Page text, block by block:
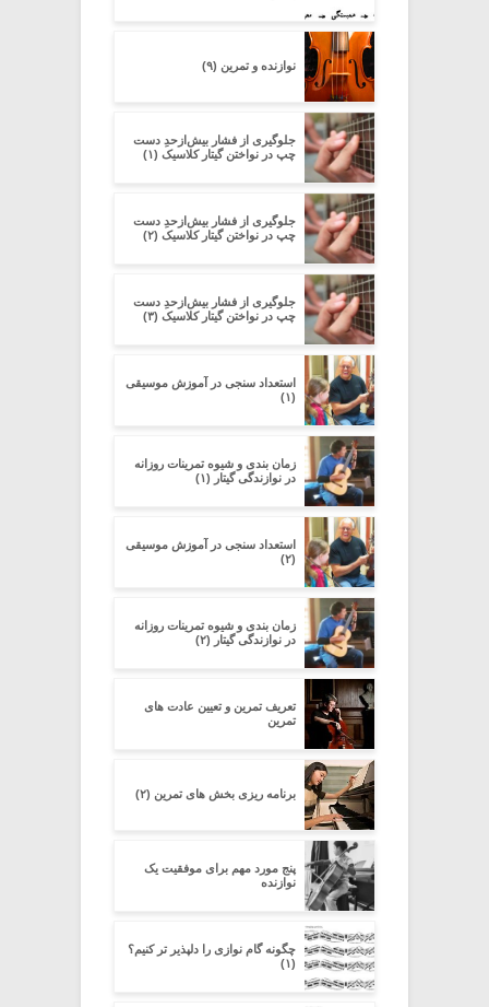
نوازنده و تمرین (۹)
جلوگیری از فشار بیش‌از‌حدِ دست
چپ در نواختن گیتار کلاسیک (۱)
جلوگیری از فشار بیش‌از‌حدِ دست
چپ در نواختن گیتار کلاسیک (۲)
جلوگیری از فشار بیش‌از‌حدِ دست
چپ در نواختن گیتار کلاسیک (۳)
استعداد سنجی در آموزش موسیقی
(۱)
زمان بندی و شیوه تمرینات روزانه
در نوازندگی گیتار (۱)
استعداد سنجی در آموزش موسیقی
(۲)
زمان بندی و شیوه تمرینات روزانه
در نوازندگی گیتار (۲)
تعریف تمرین و تعیین عادت های
تمرین
برنامه ریزی بخش های تمرین (۲)
پنج مورد مهم برای موفقیت یک
نوازنده
چگونه گام نوازی را دلپذیر تر کنیم؟
(۱)